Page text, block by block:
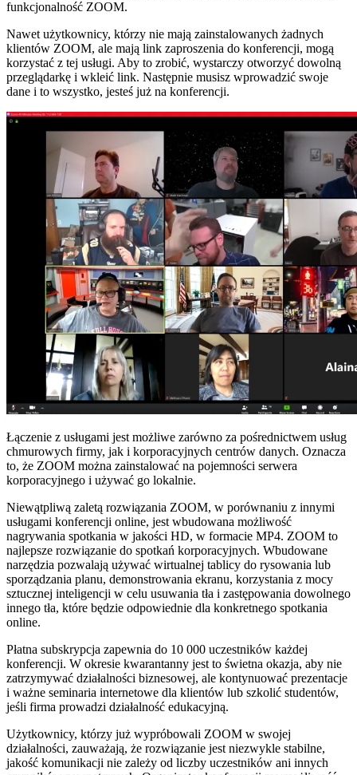
funkcjonalność ZOOM.
Nawet użytkownicy, którzy nie mają zainstalowanych żadnych
klientów ZOOM, ale mają link zaproszenia do konferencji, mogą
korzystać z tej usługi. Aby to zrobić, wystarczy otworzyć dowolną
przeglądarkę i wkleić link. Następnie musisz wprowadzić swoje
dane i to wszystko, jesteś już na konferencji.
Łączenie z usługami jest możliwe zarówno za pośrednictwem usług
chmurowych firmy, jak i korporacyjnych centrów danych. Oznacza
to, że ZOOM można zainstalować na pojemności serwera
korporacyjnego i używać go lokalnie.
Niewątpliwą zaletą rozwiązania ZOOM, w porównaniu z innymi
usługami konferencji online, jest wbudowana możliwość
nagrywania spotkania w jakości HD, w formacie MP4. ZOOM to
najlepsze rozwiązanie do spotkań korporacyjnych. Wbudowane
narzędzia pozwalają używać wirtualnej tablicy do rysowania lub
sporządzania planu, demonstrowania ekranu, korzystania z mocy
sztucznej inteligencji w celu usuwania tła i zastępowania dowolnego
innego tła, które będzie odpowiednie dla konkretnego spotkania
online.
Płatna subskrypcja zapewnia do 10 000 uczestników każdej
konferencji. W okresie kwarantanny jest to świetna okazja, aby nie
zatrzymywać działalności biznesowej, ale kontynuować prezentacje
i ważne seminaria internetowe dla klientów lub szkolić studentów,
jeśli firma prowadzi działalność edukacyjną.
Użytkownicy, którzy już wypróbowali ZOOM w swojej
działalności, zauważają, że rozwiązanie jest niezwykle stabilne,
jakość komunikacji nie zależy od liczby uczestników ani innych